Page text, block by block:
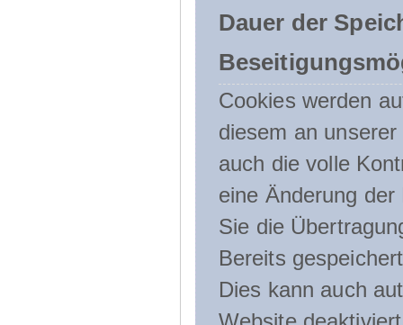
Dauer der
Cookies werden
diesem an
auch die volle
eine Änderung
Sie die
Bereits
Dies kann auch